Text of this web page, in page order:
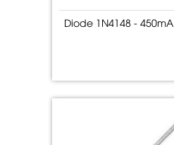
Diode 1N4148 - 450mA